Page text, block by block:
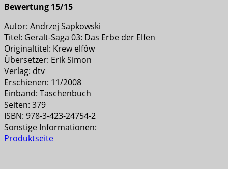
Bewertung 15/15
Autor: Andrzej Sapkowski
Titel: Geralt-Saga 03: Das Erbe der Elfen
Originaltitel: Krew elfów
Übersetzer: Erik Simon
Verlag: dtv
Erschienen: 11/2008
Einband: Taschenbuch
Seiten: 379
ISBN: 978-3-423-24754-2
Sonstige Informationen:
Produktseite